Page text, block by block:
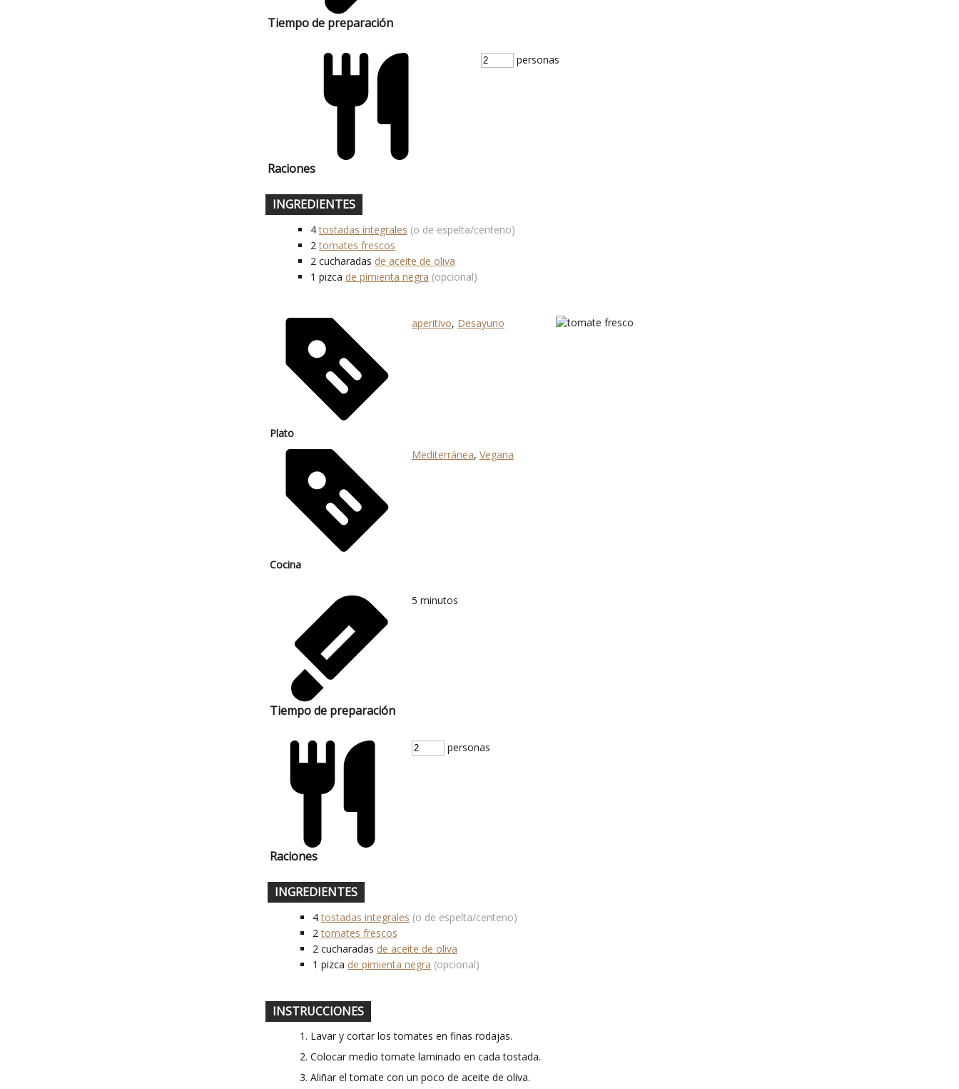
Tiempo de preparación
Raciones
personas
INGREDIENTES
4 tostadas integrales (o de espelta/centeno)
2 tomates frescos
2 cucharadas de aceite de oliva
1 pizca de pimienta negra (opcional)
Plato
aperitivo, Desayuno
Cocina
Mediterránea, Vegana
Tiempo de preparación
5 minutos
Raciones
personas
INGREDIENTES
4 tostadas integrales (o de espelta/centeno)
2 tomates frescos
2 cucharadas de aceite de oliva
1 pizca de pimienta negra (opcional)
INSTRUCCIONES
Lavar y cortar los tomates en finas rodajas.
Colocar medio tomate laminado en cada tostada.
Aliñar el tomate con un poco de aceite de oliva.